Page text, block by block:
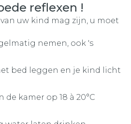
reflexen !
uw kind mag zijn, u moet
nemen, ook 's
bed leggen en je kind licht
kamer op 18 à 20°C